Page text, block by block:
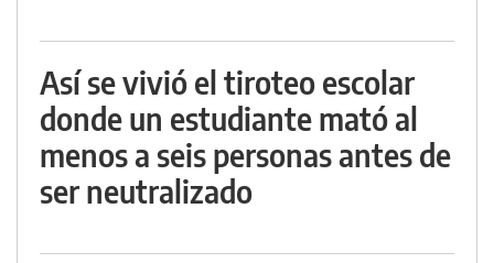
Así se vivió el tiroteo escolar
donde un estudiante mató al
menos a seis personas antes de
ser neutralizado